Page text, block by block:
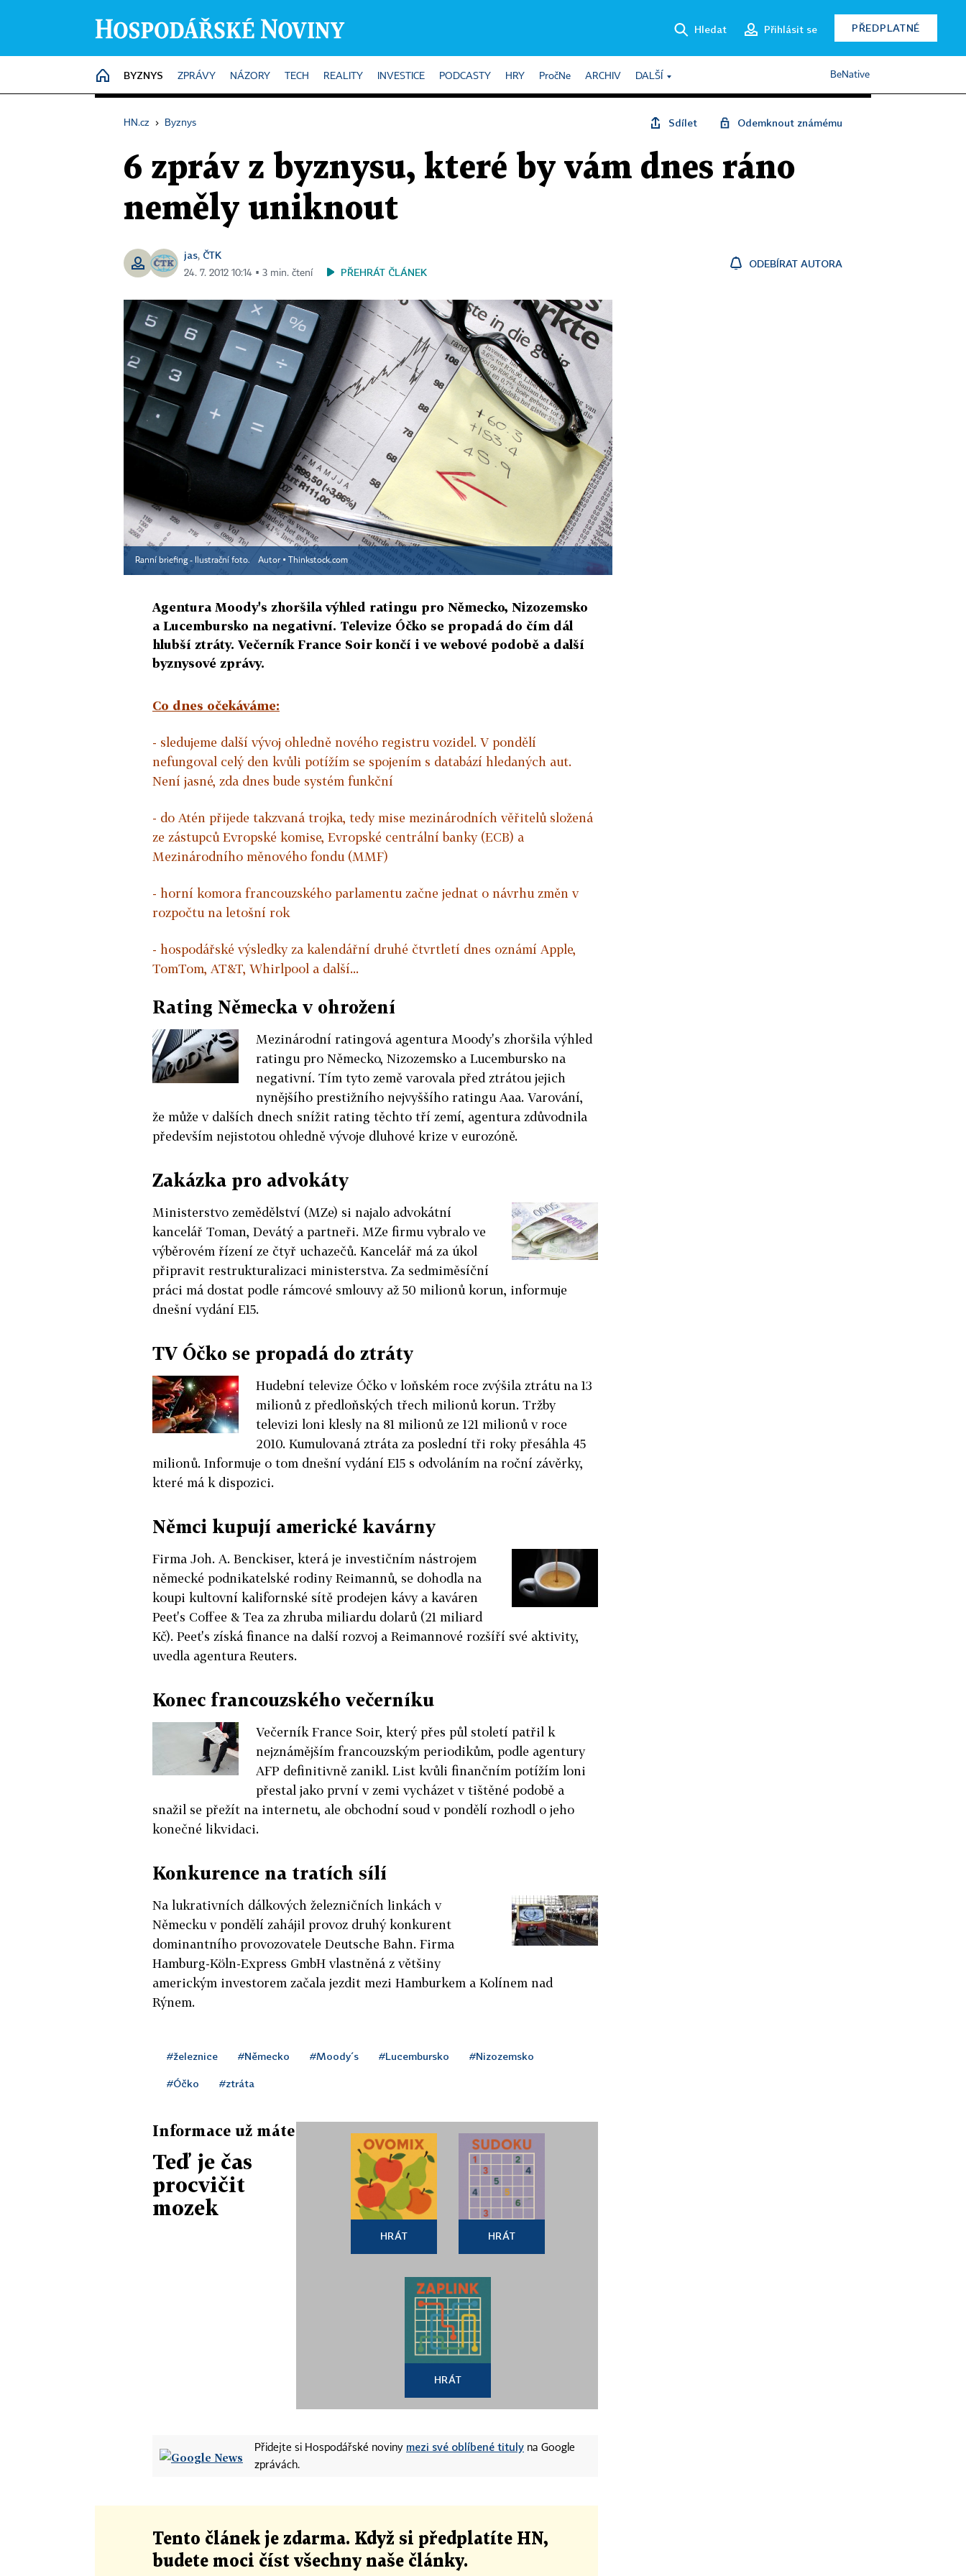
Hledat Přihlásit se PŘEDPLATNÉ
HOME
BYZNYS ZPRÁVY NÁZORY TECH REALITY INVESTICE PODCASTY HRY PročNe ARCHIV DALŠÍ BeNative
HN.cz › Byznys Sdílet Odemknout známému
6 zpráv z byznysu, které by vám dnes ráno
neměly uniknout
jas, ČTK
24. 7. 2012 10:14 ▪ 3 min. čtení PŘEHRÁT ČLÁNEK
ODEBÍRAT AUTORA
Ranní briefing - Ilustrační foto. Autor ▪ Thinkstock.com
Agentura Moody's zhoršila výhled ratingu pro Německo, Nizozemsko
a Lucembursko na negativní. Televize Óčko se propadá do čím dál
hlubší ztráty. Večerník France Soir končí i ve webové podobě a další
byznysové zprávy.
Co dnes očekáváme:
- sledujeme další vývoj ohledně nového registru vozidel. V pondělí
nefungoval celý den kvůli potížím se spojením s databází hledaných aut.
Není jasné, zda dnes bude systém funkční
- do Atén přijede takzvaná trojka, tedy mise mezinárodních věřitelů složená
ze zástupců Evropské komise, Evropské centrální banky (ECB) a
Mezinárodního měnového fondu (MMF)
- horní komora francouzského parlamentu začne jednat o návrhu změn v
rozpočtu na letošní rok
- hospodářské výsledky za kalendářní druhé čtvrtletí dnes oznámí Apple,
TomTom, AT&T, Whirlpool a další...
Rating Německa v ohrožení
Mezinárodní ratingová agentura Moody's zhoršila výhled
ratingu pro Německo, Nizozemsko a Lucembursko na
negativní. Tím tyto země varovala před ztrátou jejich
nynějšího prestižního nejvyššího ratingu Aaa. Varování,
že může v dalších dnech snížit rating těchto tří zemí, agentura zdůvodnila
především nejistotou ohledně vývoje dluhové krize v eurozóně.
Zakázka pro advokáty
Ministerstvo zemědělství (MZe) si najalo advokátní
kancelář Toman, Devátý a partneři. MZe firmu vybralo ve
výběrovém řízení ze čtyř uchazečů. Kancelář má za úkol
připravit restrukturalizaci ministerstva. Za sedmiměsíční
práci má dostat podle rámcové smlouvy až 50 milionů korun, informuje
dnešní vydání E15.
TV Óčko se propadá do ztráty
Hudební televize Óčko v loňském roce zvýšila ztrátu na 13
milionů z předloňských třech milionů korun. Tržby
televizi loni klesly na 81 milionů ze 121 milionů v roce
2010. Kumulovaná ztráta za poslední tři roky přesáhla 45
milionů. Informuje o tom dnešní vydání E15 s odvoláním na roční závěrky,
které má k dispozici.
Němci kupují americké kavárny
Firma Joh. A. Benckiser, která je investičním nástrojem
německé podnikatelské rodiny Reimannů, se dohodla na
koupi kultovní kalifornské sítě prodejen kávy a kaváren
Peet's Coffee & Tea za zhruba miliardu dolarů (21 miliard
Kč). Peet's získá finance na další rozvoj a Reimannové rozšíří své aktivity,
uvedla agentura Reuters.
Konec francouzského večerníku
Večerník France Soir, který přes půl století patřil k
nejznámějším francouzským periodikům, podle agentury
AFP definitivně zanikl. List kvůli finančním potížím loni
přestal jako první v zemi vycházet v tištěné podobě a
snažil se přežít na internetu, ale obchodní soud v pondělí rozhodl o jeho
konečné likvidaci.
Konkurence na tratích sílí
Na lukrativních dálkových železničních linkách v
Německu v pondělí zahájil provoz druhý konkurent
dominantního provozovatele Deutsche Bahn. Firma
Hamburg-Köln-Express GmbH vlastněná z většiny
americkým investorem začala jezdit mezi Hamburkem a Kolínem nad
Rýnem.
#železnice #Německo #Moody´s #Lucembursko #Nizozemsko
#Óčko #ztráta
Informace už máte
Teď je čas
procvičit
mozek
HRÁT HRÁT
HRÁT
Přidejte si Hospodářské noviny mezi své oblíbené tituly na Google
zprávách.
Tento článek je zdarma. Když si předplatíte HN,
budete moci číst všechny naše články.